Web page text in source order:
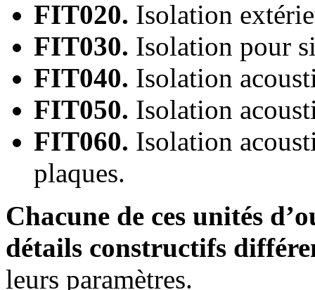
FIT020. Isolation
FIT030. Isolation pour
FIT040. Isolation
FIT050. Isolation
FIT060. Isolation
plaques.
Chacune de ces unités
détails constructifs
leurs paramètres.